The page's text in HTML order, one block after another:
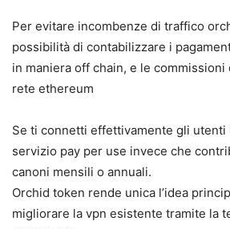
Per evitare incombenze di traffico
possibilità di contabilizzare i
in maniera off chain, e le
rete ethereum
Se ti connetti effettivamente gli
servizio pay per use invece che
canoni mensili o annuali.
Orchid token rende unica l’idea
migliorare la vpn esistente tramite la